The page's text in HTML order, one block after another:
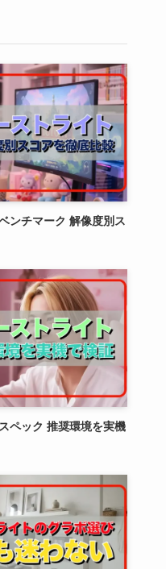
ンチマーク 解像度別ス
ペック 推奨環境を実機